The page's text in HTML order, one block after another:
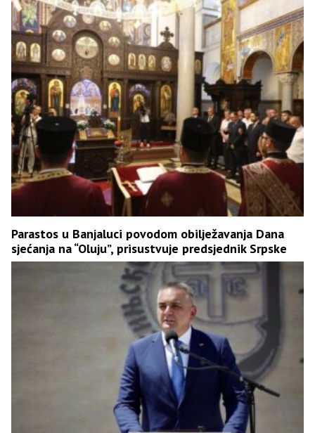
Parastos u Banjaluci povodom obilježavanja Dana
sjećanja na “Oluju”, prisustvuje predsjednik Srpske